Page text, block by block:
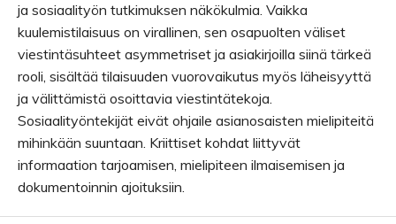
ja sosiaalityön tutkimuksen näkökulmia. Vaikka
kuulemistilaisuus on virallinen, sen osapuolten väliset
viestintäsuhteet asymmetriset ja asiakirjoilla siinä tärkeä
rooli, sisältää tilaisuuden vuorovaikutus myös läheisyyttä
ja välittämistä osoittavia viestintätekoja.
Sosiaalityöntekijät eivät ohjaile asianosaisten mielipiteitä
mihinkään suuntaan. Kriittiset kohdat liittyvät
informaation tarjoamisen, mielipiteen ilmaisemisen ja
dokumentoinnin ajoituksiin.